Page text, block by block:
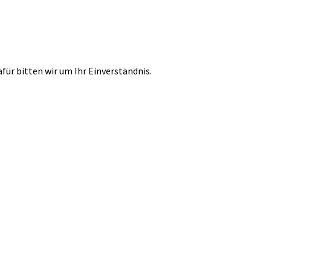
bitten wir um Ihr Einverständnis.